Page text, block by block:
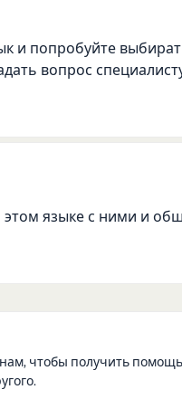
и попробуйте
вопрос
языке с ними и
чтобы получить